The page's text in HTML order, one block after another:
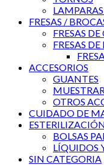
FRESAS /
FRESAS
FRESAS
ACCESORIOS
GUANTES
OTROS
CUIDADO DE
BOLSAS
LÍQUIDOS
SIN CATEGORIA